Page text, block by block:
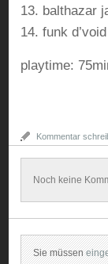
13. balthazar
14. funk
playtime:
Kommentar
Noch keine
Sie müssen